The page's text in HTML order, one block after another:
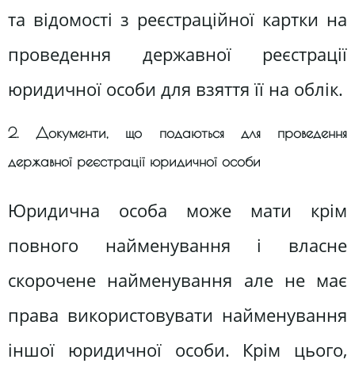
та відомості з реєстраційної картки на
проведення державної реєстрації
юридичної особи для взяття її на облік.
2. Документи, що подаються для проведення
державної реєстрації юридичної особи
Юридична особа може мати крім
повного найменування і власне
скорочене найменування але не має
права використовувати найменування
іншої юридичної особи. Крім цього,